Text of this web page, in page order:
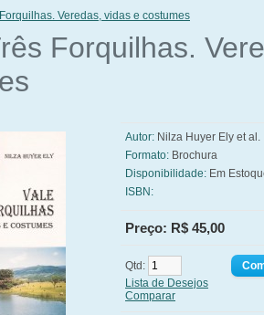
Veredas, vidas e costumes
Forquilhas.
Autor: Nilza Huyer Ely et al.
Formato: Brochura
Disponibilidade: Em
ISBN:
Preço: R$ 45,00
Qtd:
Lista de Desejos
Comparar